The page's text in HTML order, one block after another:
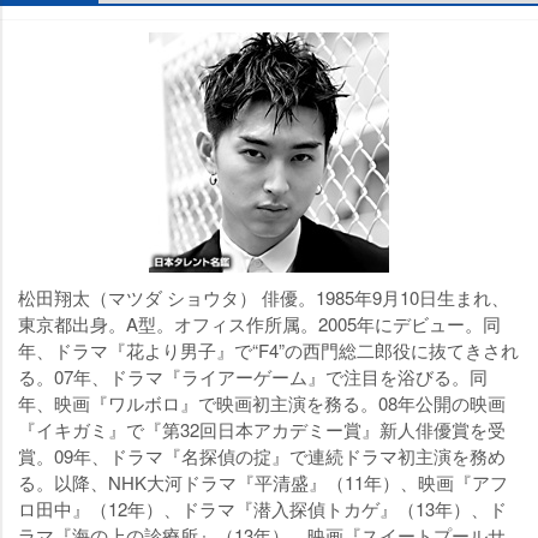
松田翔太（マツダ ショウタ） 俳優。1985年9月10日生まれ、
東京都出身。A型。オフィス作所属。2005年にデビュー。同
年、ドラマ『花より男子』で“F4”の西門総二郎役に抜てきされ
る。07年、ドラマ『ライアーゲーム』で注目を浴びる。同
年、映画『ワルボロ』で映画初主演を務る。08年公開の映画
『イキガミ』で『第32回日本アカデミー賞』新人俳優賞を受
賞。09年、ドラマ『名探偵の掟』で連続ドラマ初主演を務め
る。以降、NHK大河ドラマ『平清盛』（11年）、映画『アフ
ロ田中』（12年）、ドラマ『潜入探偵トカゲ』（13年）、ド